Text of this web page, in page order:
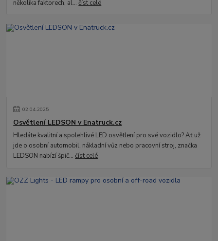
několika faktorech, al...číst celé
02.04.2025
Osvětlení LEDSON v Enatruck.cz
Hledáte kvalitní a spolehlivé LED osvětlení pro své vozidlo? Ať už
jde o osobní automobil, nákladní vůz nebo pracovní stroj, značka
LEDSON nabízí špič...číst celé